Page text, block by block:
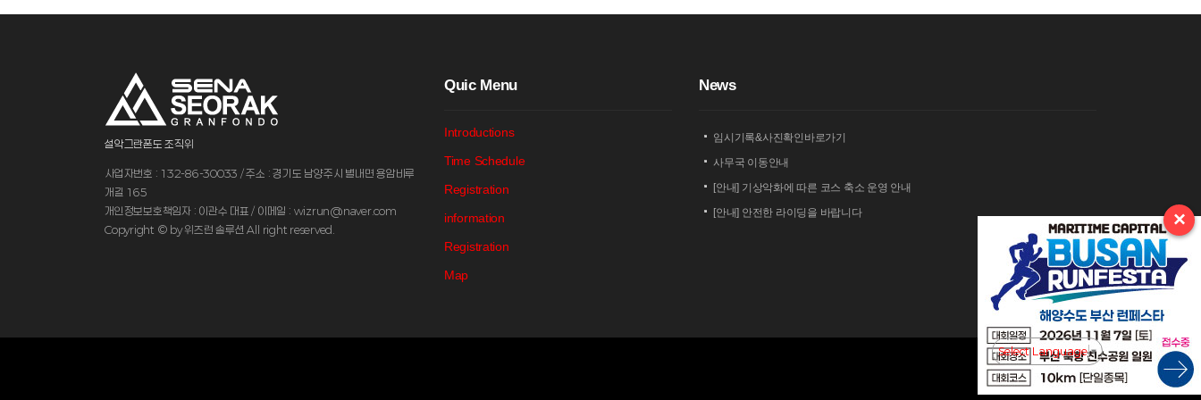
Select Language ▼
설악그란폰도 조직위
사업자번호 : 132-86-30033 / 주소 : 경기도 남양주시 별내면 용암비루
개길 165
개인정보보호책임자 : 이관수 대표 / 이메일 : wizrun@naver.com
Copyright © by 위즈런 솔루션 All right reserved.
Quic Menu
Introductions
Time Schedule
Registration
information
Registration
Map
News
임시기록&사진확인바로가기
사무국 이동안내
[안내] 기상악화에 따른 코스 축소 운영 안내
[안내] 안전한 라이딩을 바랍니다
×